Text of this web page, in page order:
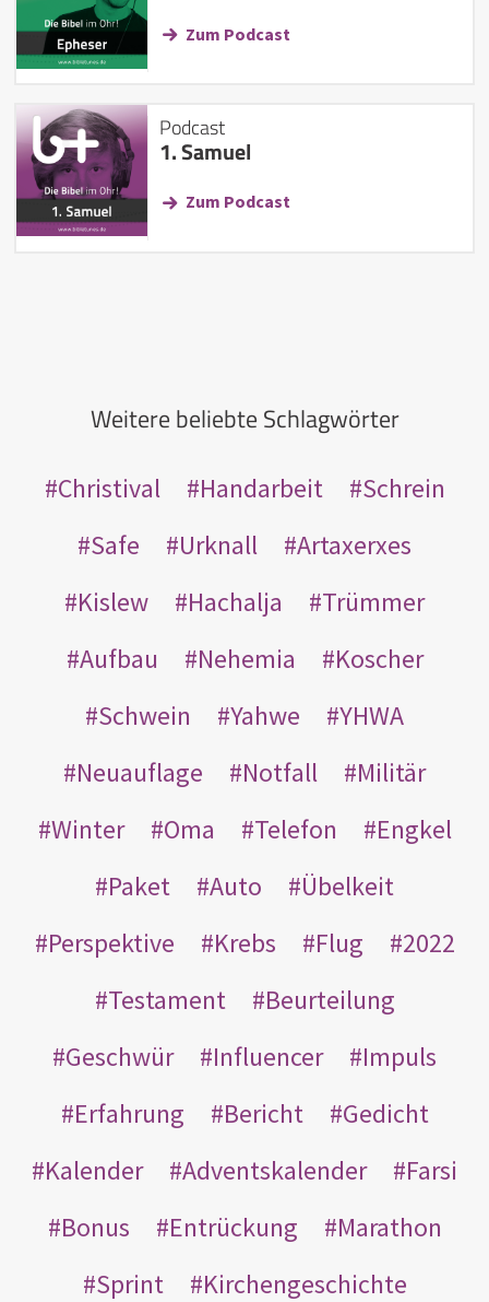
Zum Podcast
Podcast
1. Samuel
Zum Podcast
Weitere beliebte Schlagwörter
Christival Handarbeit
Schrein
Safe
Urknall
Artaxerxes
Kislew
Hachalja
Trümmer
Aufbau
Nehemia
Koscher
Schwein
Yahwe
YHWA
Neuauflage
Notfall
Militär
Winter
Oma Telefon
Engkel
Paket
Auto
Übelkeit
Perspektive
Krebs Flug
2022
Testament
Beurteilung
Geschwür
Influencer
Impuls
Erfahrung
Bericht
Gedicht
Kalender
Adventskalender
Farsi
Bonus
Entrückung
Marathon
Sprint
Kirchengeschichte